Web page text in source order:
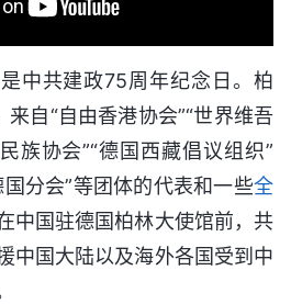
中共建政75周年纪念日。柏
自“自由香港协会”“世界维吾
族协会”“德国西藏倡议组织”
分会”等团体的代表和一些全
中国驻德国柏林大使馆前，共
中国大陆以及海外各国受到中